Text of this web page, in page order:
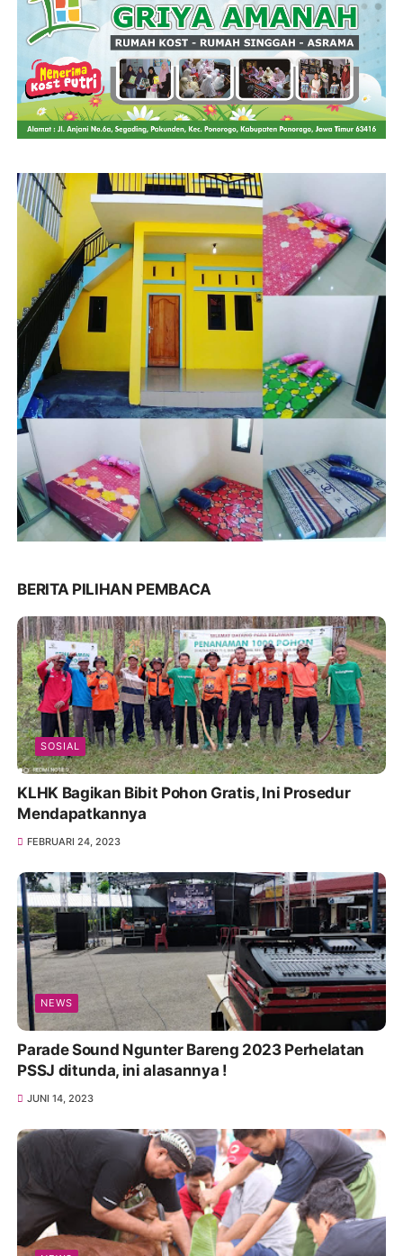
BERITA PILIHAN PEMBACA
SOSIAL
KLHK Bagikan Bibit Pohon Gratis, Ini Prosedur
Mendapatkannya
FEBRUARI 24, 2023
NEWS
Parade Sound Ngunter Bareng 2023 Perhelatan
PSSJ ditunda, ini alasannya !
JUNI 14, 2023